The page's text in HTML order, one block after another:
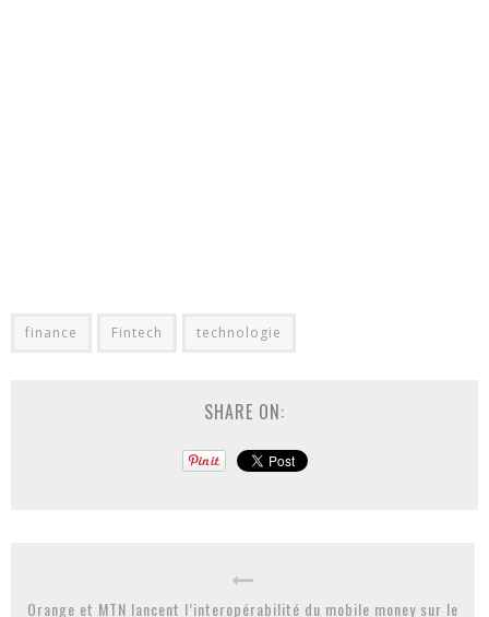
finance Fintech technologie
SHARE ON:
Orange et MTN lancent l’interopérabilité du mobile money sur le